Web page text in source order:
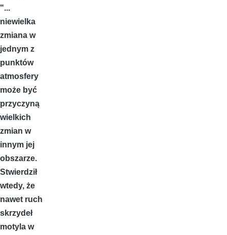
"...
niewielka
zmiana w
jednym z
punktów
atmosfery
może być
przyczyną
wielkich
zmian w
innym jej
obszarze.
Stwierdził
wtedy, że
nawet ruch
skrzydeł
motyla w